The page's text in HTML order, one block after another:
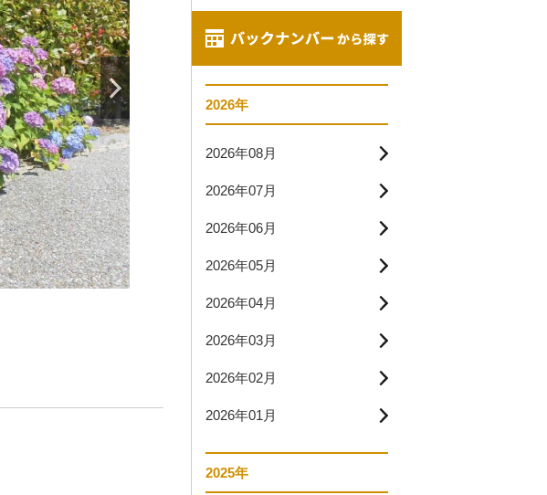
2026年
2026年08月
2026年07月
2026年06月
2026年05月
2026年04月
2026年03月
2026年02月
2026年01月
2025年